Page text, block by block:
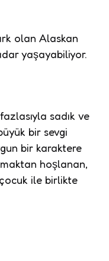
olan Alaskan
yaşayabiliyor.
sadık ve
bir sevgi
bir karaktere
hoşlanan,
ile birlikte